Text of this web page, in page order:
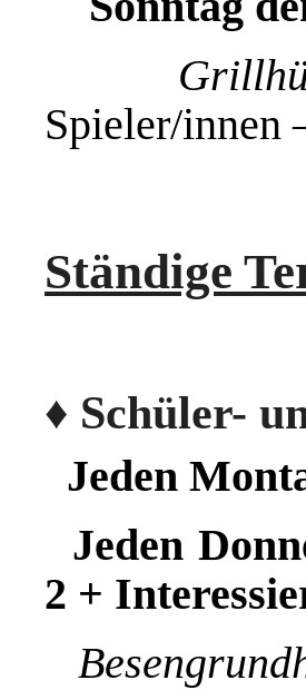
Spieler/innen
Ständige
♦ Schüler-
Jeden
Jeden
2 +